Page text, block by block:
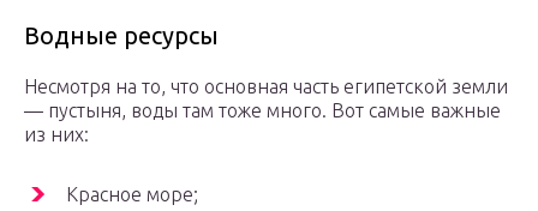
Водные ресурсы
Несмотря на то, что основная часть египетской земли
— пустыня, воды там тоже много. Вот самые важные
из них:
Красное море;